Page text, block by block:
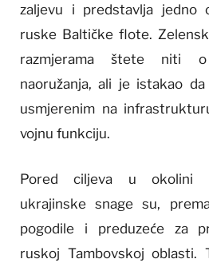
zaljevu i predstavlja jedno
ruske Baltičke flote.
razmjerama štete niti
naoružanja, ali je istakao
usmjerenim na
vojnu funkciju.
Pored ciljeva u okolini
ukrajinske snage su,
pogodile i preduzeće za
ruskoj Tambovskoj oblasti.